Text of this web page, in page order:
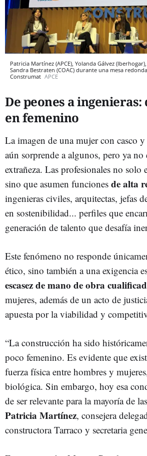
Patricia Martínez (APCE), Yolanda Gálvez
Sandra Bestraten (COAC) durante una mesa
Construmat APCE
De peones a ingenieras:
en femenino
La imagen de una mujer con casco
aún sorprende a algunos, pero ya no
extrañeza. Las profesionales no solo
sino que asumen funciones de alta
ingenieras civiles, arquitectas, jefas
en sostenibilidad... perfiles que
generación de talento que desafía
Este fenómeno no responde
ético, sino también a una exigencia
escasez de mano de obra
mujeres, además de un acto de
apuesta por la viabilidad y
“La construcción ha sido
poco femenino. Es evidente que
fuerza física entre hombres y
biológica. Sin embargo, hoy esa
de ser relevante para la mayoría de
Patricia Martínez, consejera
constructora Tarraco y secretaria